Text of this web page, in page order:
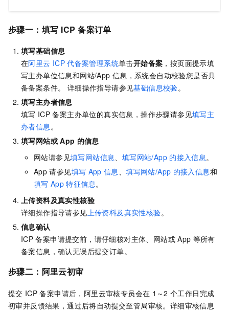
步骤一：填写 ICP 备案订单
填写基础信息
在阿里云 ICP 代备案管理系统单击开始备案 ，按页面提示填
写主办单位信息和网站/App 信息，系统会自动校验您是否具
备备案条件。 详细操作指导请参见基础信息校验。
填写主办者信息
填写 ICP 备案主办单位的真实信息 ，操作步骤请参见填写主
办者信息。
填写网站或 App 的信息
网站请参见填写网站信息、 填写网站/App 的接入信息。
App 请参见填写 App 信息、填写网站/App 的接入信息和
填写 App 特征信息。
上传资料及真实性核验
详细操作指导请参见上传资料及真实性核验。
信息确认
ICP 备案申请提交前，请仔细核对主体、网站或 App 等所有
备案信息，确认无误后提交订单。
步骤二：阿里云初审
提交 ICP 备案申请后，阿里云审核专员会在 1～2 个工作日完成
初审并反馈结果，通过后将自动提交至管局审核。 详细审核信息